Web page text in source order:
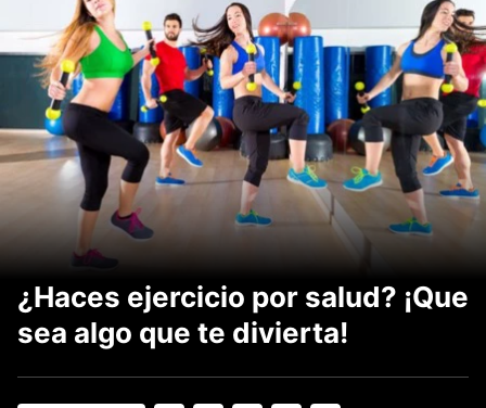
¿Haces ejercicio por salud? ¡Que
sea algo que te divierta!